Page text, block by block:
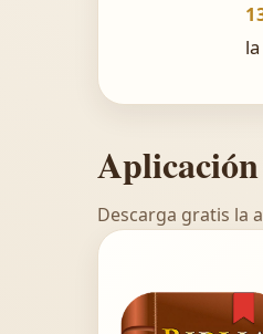
Descarga gratis la